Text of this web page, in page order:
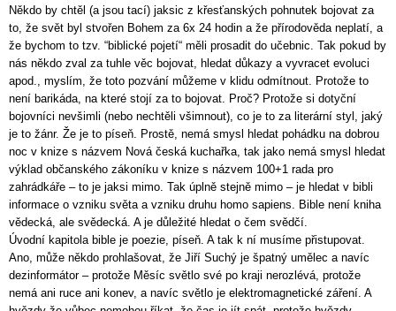
Někdo by chtěl (a jsou tací) jaksic z křesťanských pohnutek bojovat za
to, že svět byl stvořen Bohem za 6x 24 hodin a že přírodověda neplatí, a
že bychom to tzv. “biblické pojetí“ měli prosadit do učebnic. Tak pokud by
nás někdo zval za tuhle věc bojovat, hledat důkazy a vyvracet evoluci
apod., myslím, že toto pozvání můžeme v klidu odmítnout. Protože to
není barikáda, na které stojí za to bojovat. Proč? Protože si dotyční
bojovníci nevšimli (nebo nechtěli všimnout), co je to za literární styl, jaký
je to žánr. Že je to píseň. Prostě, nemá smysl hledat pohádku na dobrou
noc v knize s názvem Nová česká kuchařka, tak jako nemá smysl hledat
výklad občanského zákoníku v knize s názvem 100+1 rada pro
zahrádkáře – to je jaksi mimo. Tak úplně stejně mimo – je hledat v bibli
informace o vzniku světa a vzniku druhu homo sapiens. Bible není kniha
vědecká, ale svědecká. A je důležité hledat o čem svědčí.
Úvodní kapitola bible je poezie, píseň. A tak k ní musíme přistupovat.
Ano, může někdo prohlašovat, že Jiří Suchý je špatný umělec a navíc
dezinformátor – protože Měsíc světlo své po kraji nerozlévá, protože
nemá ani ruce ani konev, a navíc světlo je elektromagnetické záření. A